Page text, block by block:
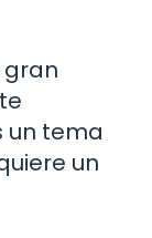
gran
un tema
un